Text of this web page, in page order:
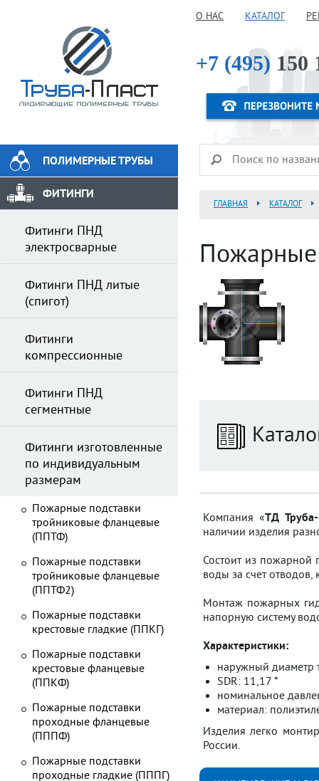
О НАС КАТАЛОГ
+7 (495) 150
ГЛАВНАЯ КАТАЛОГ
Компания «ТД Труба-
наличии изделия
Состоит из пожарной
воды за счет
Монтаж пожарных
напорную систему
Характеристики:
наружный диаметр
SDR: 11,17 *
номинальное
материал:
Изделия легко
России.
ПОЛИМЕРНЫЕ ТРУБЫ
ФИТИНГИ
Фитинги ПНД
электросварные
Фитинги ПНД литые
(спигот)
Фитинги
компрессионные
Фитинги ПНД
сегментные
Фитинги изготовленные
по индивидуальным
размерам
Пожарные подставки
тройниковые фланцевые
(ППТФ)
Пожарные подставки
тройниковые фланцевые
(ППТФ2)
Пожарные подставки
крестовые гладкие (ППКГ)
Пожарные подставки
крестовые фланцевые
(ППКФ)
Пожарные подставки
проходные фланцевые
(ПППФ)
Пожарные подставки
проходные гладкие (ПППГ)